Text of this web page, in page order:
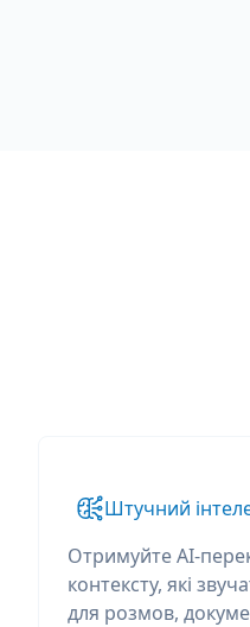
Штучний
Отримуйте AI-
контексту, які
для розмов,